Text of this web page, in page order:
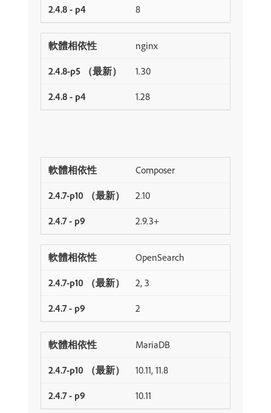
8
nginx
1.30
1.28
Composer
2.10
2.9.3+
OpenSearch
2, 3
2
MariaDB
10.11, 11.8
10.11